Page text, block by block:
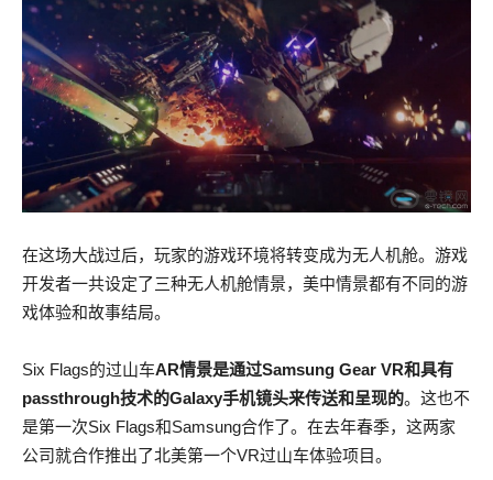
在这场大战过后，玩家的游戏环境将转变成为无人机舱。游戏
开发者一共设定了三种无人机舱情景，美中情景都有不同的游
戏体验和故事结局。
Six Flags的过山车AR情景是通过Samsung Gear VR和具有
passthrough技术的Galaxy手机镜头来传送和呈现的。这也不
是第一次Six Flags和Samsung合作了。在去年春季，这两家
公司就合作推出了北美第一个VR过山车体验项目。